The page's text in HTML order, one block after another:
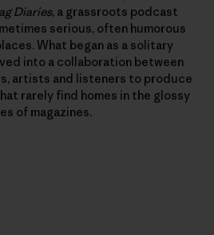
Diaries, a grassroots podcast
serious, often humorous
What began as a solitary
into a collaboration between
artists and listeners to produce
rarely find homes in the glossy
of magazines.